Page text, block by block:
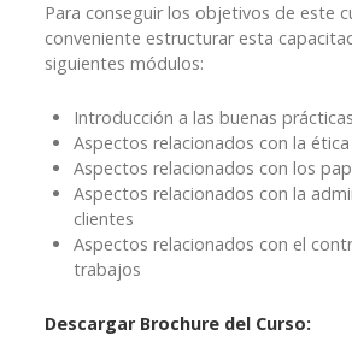
Para conseguir los objetivos de este
conveniente estructurar esta
siguientes módulos:
Introducción a las buenas
Aspectos relacionados con la ética
Aspectos relacionados con los
Aspectos relacionados con la
clientes
Aspectos relacionados con el
trabajos
Descargar Brochure del Curso: